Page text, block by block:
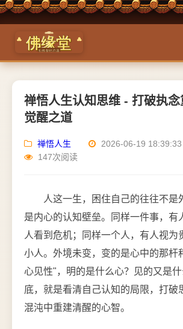
禅悟人生认知思维 - 打破执
觉醒之道
禅悟人生
2026-06-19 18:39:33
147次阅读
人这一生，困住自己的往往不是
是内心的认知壁垒。同样一件事，有
人看到危机；同样一个人，有人视为
小人。外境未变，变的是心中的那杆
心见性"，明的是什么心？见的又是什
底，就是看清自己认知的局限，打破
混沌中重建清醒的心智。